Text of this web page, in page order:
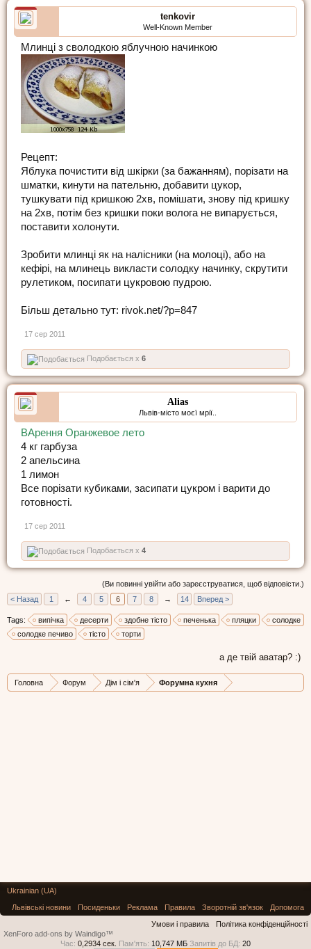
tenkovir
Well-Known Member
Млинці з сволодкою яблучною начинкою
Рецепт:
Яблука почистити від шкірки (за бажанням), порізати на
шматки, кинути на пательню, добавити цукор,
тушкувати під кришкою 2хв, помішати, знову під кришку
на 2хв, потім без кришки поки волога не випарується,
поставити холонути.
Зробити млинці як на налісники (на молоці), або на
кефірі, на млинець викласти солодку начинку, скрутити
рулетиком, посипати цукровою пудрою.
Більш детально тут: rivok.net/?p=847
17 сер 2011
Подобається x 6
Alias
Львів-місто моєї мрії..
ВАрення Оранжевое лето
4 кг гарбуза
2 апельсина
1 лимон
Все порізати кубиками, засипати цукром і варити до
готовності.
17 сер 2011
Подобається x 4
(Ви повинні увійти або зареєструватися, щоб відповісти.)
< Назад
1 ← 4 5 6 7 8 → 14 Вперед >
Tags: випічка десерти здобне тісто печенька пляцки
солодке
солодке печиво
тісто торти
а де твій аватар? :)
Головна Форум Дім і сім'я Форумна кухня
Ukrainian (UA)
Львівські новини
Посиденьки Реклама Правила Зворотній зв'язок
Допомога
Умови і правила
Політика конфіденційності
XenForo add-ons by Waindigo™
Час: 0,2934 сек. Пам'ять: 10,747 МБ Запитів до БД: 20